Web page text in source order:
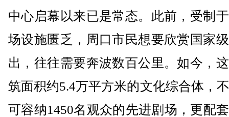
中心启幕以来已是常态。此前，受制
场设施匮乏，周口市民想要欣赏国家
出，往往需要奔波数百公里。如今，
筑面积约5.4万平方米的文化综合体，
可容纳1450名观众的先进剧场，更配